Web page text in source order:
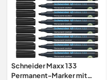
Schneider Maxx 133
Permanent-Marker mit